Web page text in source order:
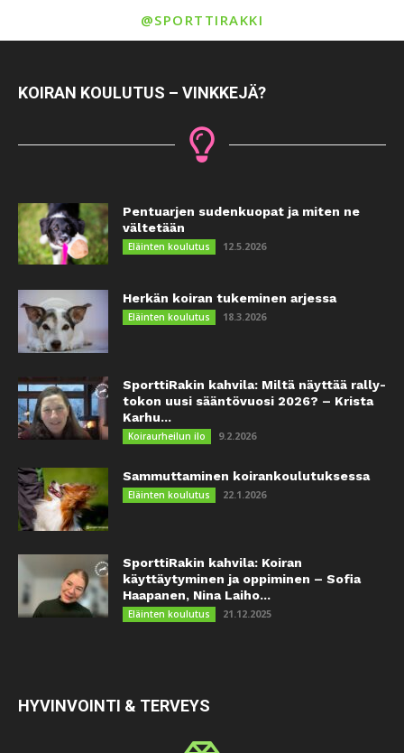
@SPORTTIRAKKI
KOIRAN KOULUTUS – VINKKEJÄ?
Pentuarjen sudenkuopat ja miten ne
vältetään
Eläinten koulutus 12.5.2026
Herkän koiran tukeminen arjessa
Eläinten koulutus 18.3.2026
SporttiRakin kahvila: Miltä näyttää rally-
tokon uusi sääntövuosi 2026? – Krista
Karhu...
Koiraurheilun ilo 9.2.2026
Sammuttaminen koirankoulutuksessa
Eläinten koulutus 22.1.2026
SporttiRakin kahvila: Koiran
käyttäytyminen ja oppiminen – Sofia
Haapanen, Nina Laiho...
Eläinten koulutus 21.12.2025
HYVINVOINTI & TERVEYS